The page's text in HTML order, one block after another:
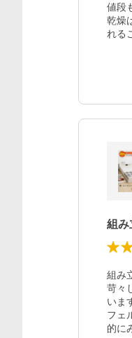
値段
乾燥
れる
組み
組み
苛々
いま
フェ
的に